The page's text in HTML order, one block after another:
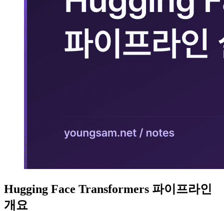
Hugging Face Transformers 파이프라인
개요